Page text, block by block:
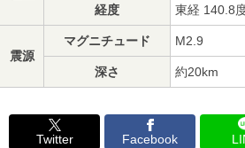
経度 東経 140.8
震源
マグニチュード M2.9
深さ 約20km
Twitter Facebook